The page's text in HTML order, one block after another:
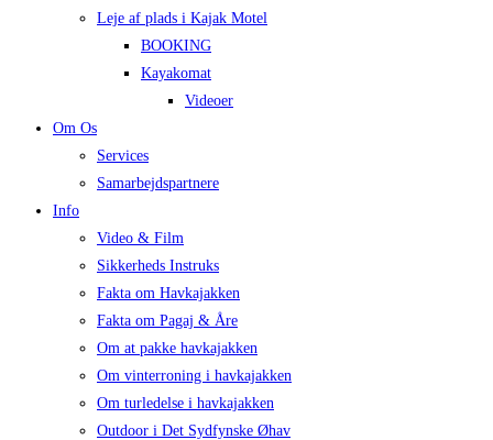
Leje af plads i Kajak Motel
BOOKING
Kayakomat
Videoer
Om Os
Services
Samarbejdspartnere
Info
Video & Film
Sikkerheds Instruks
Fakta om Havkajakken
Fakta om Pagaj & Åre
Om at pakke havkajakken
Om vinterroning i havkajakken
Om turledelse i havkajakken
Outdoor i Det Sydfynske Øhav